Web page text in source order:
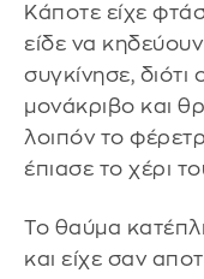
Κάποτε είχε
είδε να
συγκίνησε, διότι
μονάκριβο και
λοιπόν το
έπιασε το χέρι
Το θαύμα
και είχε σαν